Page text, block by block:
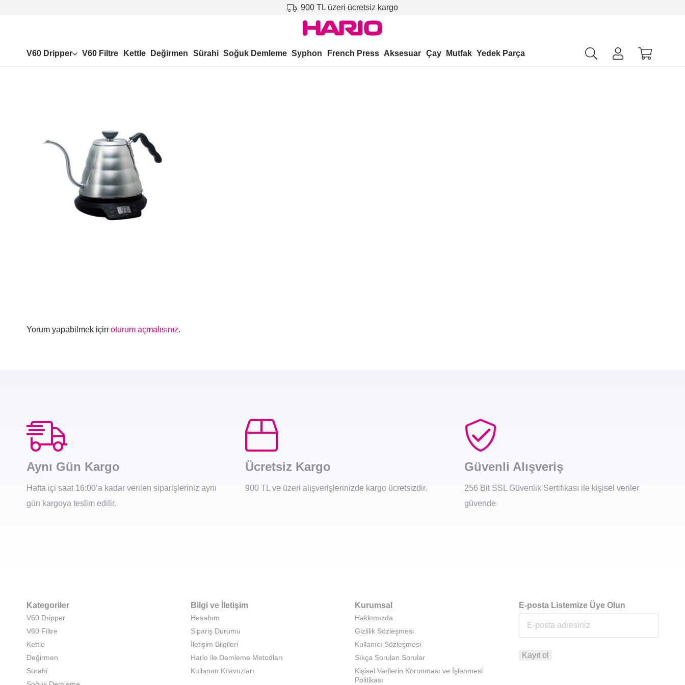
900 TL üzeri ücretsiz kargo
V60 Dripper V60 Filtre Kettle Değirmen Sürahi Soğuk Demleme Syphon French Press Aksesuar Çay Mutfak Yedek Parça
Yorum yapabilmek için oturum açmalısınız.
Aynı Gün Kargo
Hafta içi saat 16:00’a kadar verilen siparişleriniz aynı
gün kargoya teslim edilir.
Ücretsiz Kargo
900 TL ve üzeri alışverişlerinizde kargo ücretsizdir.
Güvenli Alışveriş
256 Bit SSL Güvenlik Sertifikası ile kişisel veriler
güvende
Kategoriler
V60 Dripper
V60 Filtre
Kettle
Değirmen
Sürahi
Bilgi ve İletişim
Hesabım
Sipariş Durumu
İletişim Bilgileri
Hario ile Demleme Metodları
Kullanım Kılavuzları
Kurumsal
Hakkımızda
Gizlilik Sözleşmesi
Kullanıcı Sözleşmesi
Sıkça Sorulan Sorular
Kişisel Verilerin Korunması ve İşlenmesi
Politikası
E-posta Listemize Üye Olun